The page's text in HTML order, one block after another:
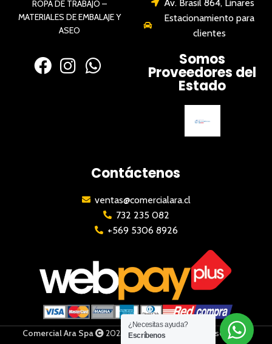
ROPA DE TRABAJO –
MATERIALES DE EMBALAJE Y
ASEO
Av. Brasil 864, Linares
Estacionamiento para
clientes
Somos
Proveedores del
Estado
Contáctenos
ventas@comercialara.cl
732 235 082
+569 5306 8926
Comercial Ara Spa 2023 | Todos los derechos reservados
¿Necesitas ayuda?
Escríbenos